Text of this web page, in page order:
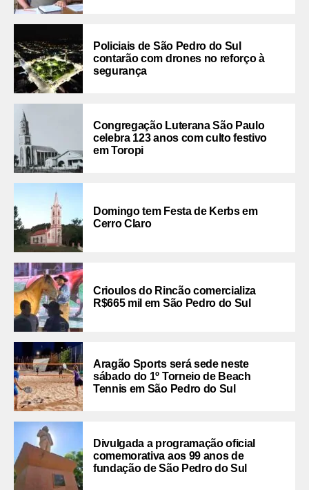
Policiais de São Pedro do Sul
contarão com drones no reforço à
segurança
Congregação Luterana São Paulo
celebra 123 anos com culto festivo
em Toropi
Domingo tem Festa de Kerbs em
Cerro Claro
Crioulos do Rincão comercializa
R$665 mil em São Pedro do Sul
Aragão Sports será sede neste
sábado do 1º Torneio de Beach
Tennis em São Pedro do Sul
Divulgada a programação oficial
comemorativa aos 99 anos de
fundação de São Pedro do Sul